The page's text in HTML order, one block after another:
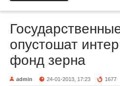
опустошат
фонд зерна
admin 24-01-2013, 17:23 1677